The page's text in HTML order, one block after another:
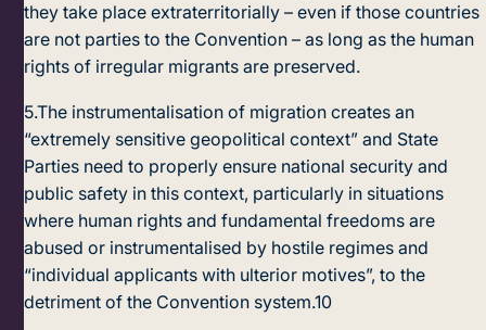
they take place extraterritorially – even if those countries
are not parties to the Convention – as long as the human
rights of irregular migrants are preserved.
5.The instrumentalisation of migration creates an
“extremely sensitive geopolitical context” and State
Parties need to properly ensure national security and
public safety in this context, particularly in situations
where human rights and fundamental freedoms are
abused or instrumentalised by hostile regimes and
“individual applicants with ulterior motives”, to the
detriment of the Convention system.10